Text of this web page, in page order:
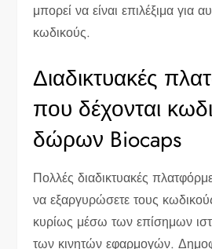
μπορεί να είναι επιλέξιμα για
κωδικούς.
Διαδικτυακές
που δέχονται
δώρων Biocaps
Πολλές διαδικτυακές
να εξαργυρώσετε τους
κυρίως μέσω των επίσημων
των κινητών εφαρμογών.